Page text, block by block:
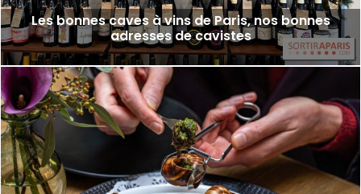
Les bonnes caves à vins de Paris, nos bonnes
adresses de cavistes